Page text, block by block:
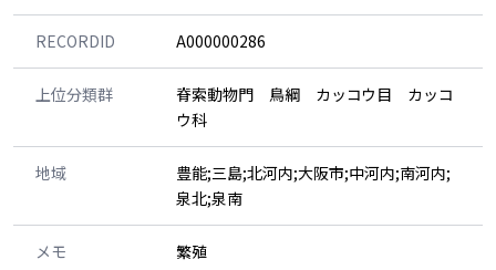
RECORDID A000000286
上位分類群
脊索動物門 鳥綱 カッコウ目 カッコ
ウ科
地域
豊能;三島;北河内;大阪市;中河内;南河内;
泉北;泉南
メモ 繁殖